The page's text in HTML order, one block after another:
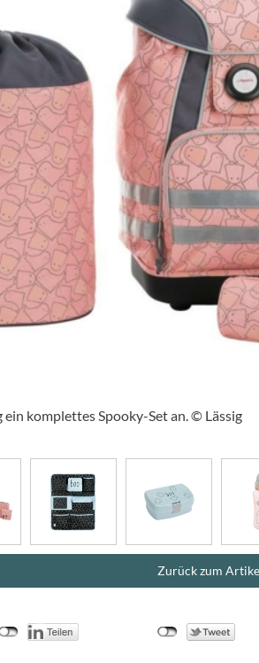
ein komplettes Spooky-Set an. © Lässig
Zurück zum